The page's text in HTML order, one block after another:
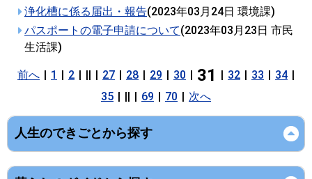
浄化槽に係る届出・報告(2023年03月24日 環境課)
パスポートの電子申請について(2023年03月23日 市民
生活課)
前へ | 1 | 2 | || | 27 | 28 | 29 | 30 | 31 | 32 | 33 | 34 |
35 | || | 69 | 70 | 次へ
人生のできごとから探す